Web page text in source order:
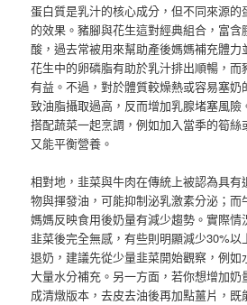
蛋白質是乳汁的核心成分，但不同來源的
的效果。豬腳與花生這對經典組合，富
酸，過去常被用來幫助產後媽媽補充體力
花生中的卵磷脂有助於乳汁排出順暢，
有益。不過，對於體質較燥熱或容易塞
致油脂攝取過高，反而增加乳腺堵塞風險
搭配蔬菜一起烹調，例如加入當季的筍
又能平衡營養。
相對地，韭菜與牛肉在傳統上被認為具
物與揮發油，可能抑制泌乳激素分泌；
媽媽反映食用後奶量有減少趨勢。實際
韭菜後完全無感，有些則明顯減少30%
退奶，建議先從少量韭菜開始觀察，例
大量水分補充。另一方面，若你想增加
成清燉版本，去皮去油後再加點薑片，既